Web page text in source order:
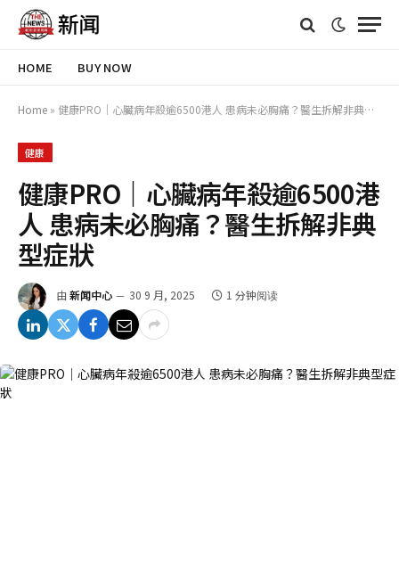
HOME BUY NOW
Home » 健康PRO｜心臟病年殺逾6500港人 患病未必胸痛？醫生拆解非典型症狀
健康
健康PRO｜心臟病年殺逾6500港
人 患病未必胸痛？醫生拆解非典
型症狀
由 新闻中心 30 9 月, 2025 1 分钟阅读